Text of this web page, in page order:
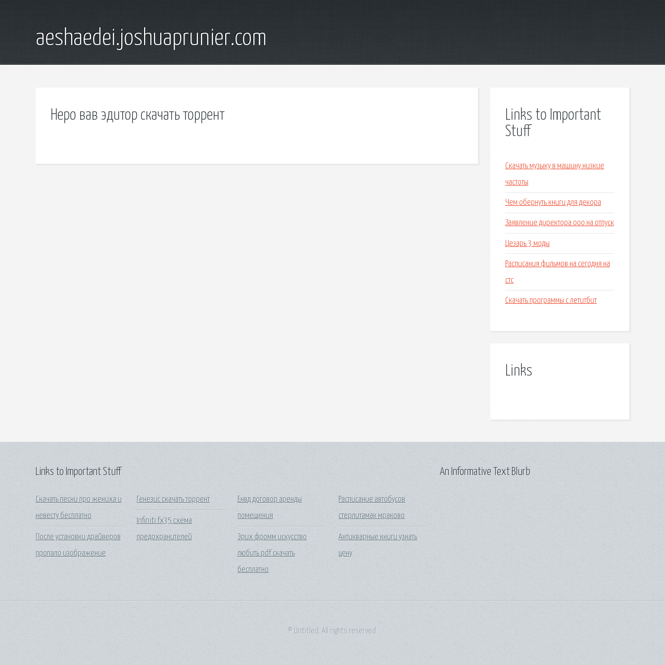
aeshaedei.joshuaprunier.com
Неро вав эдитор скачать торрент
Links to Important
Stuff
Скачать музыку в машину низкие
частоты
Чем обернуть книги для декора
Заявление директора ооо на отпуск
Цезарь 3 моды
Расписания фильмов на сегодня на
стс
Скачать программы с летитбит
Links
Links to Important Stuff
Скачать песни про жениха и
невесту бесплатно
После установки драйверов
пропало изображение
Генезис скачать торрент
Infiniti fx35 схема
предохранителей
Енвд договор аренды
помещения
Эрих фромм искусство
любить pdf скачать
бесплатно
Расписание автобусов
стерлитамак мраково
Антикварные книги узнать
цену
An Informative Text Blurb
© Untitled. All rights reserved.